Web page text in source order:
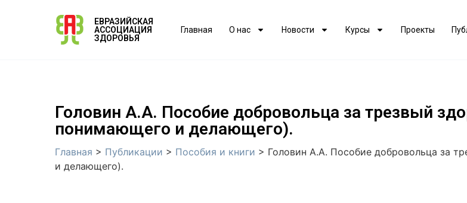
ЕВРАЗИЙСКАЯ
АССОЦИАЦИЯ
ЗДОРОВЬЯ
Главная О нас Новости Курсы Проекты
Головин А.А. Пособие добровольца за трезвый
понимающего и делающего).
Главная > Публикации > Пособия и книги > Головин А.А. Пособие добровольца за
и делающего).